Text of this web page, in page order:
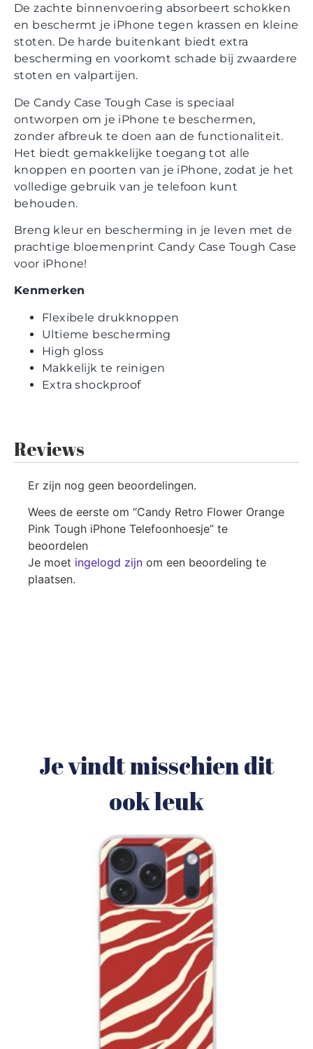
De zachte binnenvoering absorbeert schokken
en beschermt je iPhone tegen krassen en kleine
stoten. De harde buitenkant biedt extra
bescherming en voorkomt schade bij zwaardere
stoten en valpartijen.
De Candy Case Tough Case is speciaal
ontworpen om je iPhone te beschermen,
zonder afbreuk te doen aan de functionaliteit.
Het biedt gemakkelijke toegang tot alle
knoppen en poorten van je iPhone, zodat je het
volledige gebruik van je telefoon kunt
behouden.
Breng kleur en bescherming in je leven met de
prachtige bloemenprint Candy Case Tough Case
voor iPhone!
Kenmerken
Flexibele drukknoppen
Ultieme bescherming
High gloss
Makkelijk te reinigen
Extra shockproof
Reviews
Er zijn nog geen beoordelingen.
Wees de eerste om “Candy Retro Flower Orange
Pink Tough iPhone Telefoonhoesje” te
beoordelen
Je moet ingelogd zijn om een beoordeling te
plaatsen.
Je vindt misschien dit
ook leuk